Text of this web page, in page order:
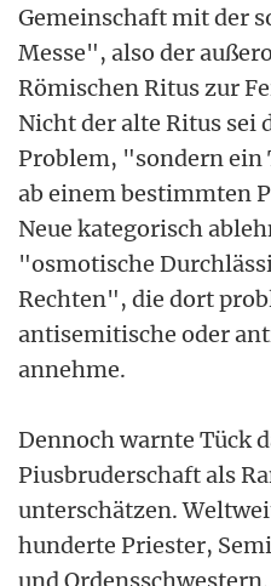
Gemeinschaft mit der
Messe", also der
Römischen Ritus zur
Nicht der alte Ritus sei
Problem, "sondern
ab einem bestimmten
Neue kategorisch
"osmotische
Rechten", die dort
antisemitische oder
annehme.
Dennoch warnte Tück
Piusbruderschaft als
unterschätzen.
hunderte Priester,
und